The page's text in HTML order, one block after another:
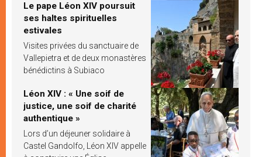
Le pape Léon XIV poursuit
ses haltes spirituelles
estivales
Visites privées du sanctuaire de
Vallepietra et de deux monastères
bénédictins à Subiaco
Léon XIV : « Une soif de
justice, une soif de charité
authentique »
Lors d’un déjeuner solidaire à
Castel Gandolfo, Léon XIV appelle